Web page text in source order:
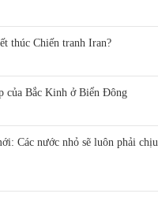
thúc Chiến tranh Iran?
của Bắc Kinh ở Biển Đông
Các nước nhỏ sẽ luôn phải chịu